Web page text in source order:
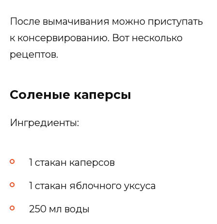
После вымачивания можно приступать
к консервированию. Вот несколько
рецептов.
Соленые каперсы
Ингредиенты:
1 стакан каперсов
1 стакан яблочного уксуса
250 мл воды